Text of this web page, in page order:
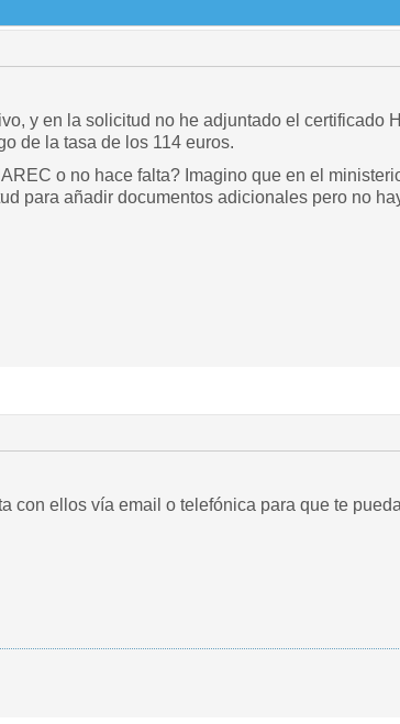
y en la solicitud no he adjuntado el certificado
de la tasa de los 114 euros.
o no hace falta? Imagino que en el
para añadir documentos adicionales pero no
con ellos vía email o telefónica para que te